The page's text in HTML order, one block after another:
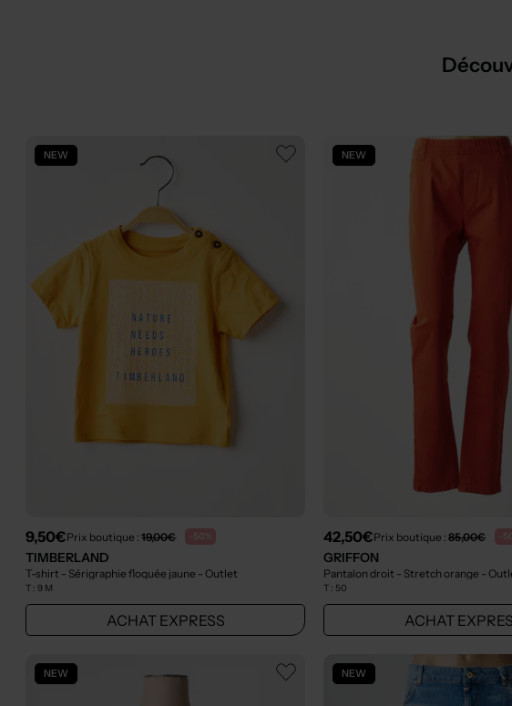
NEW
9,50€Prix boutique :19,00€ -50%
TIMBERLAND
T-shirt - Sérigraphie floquée jaune - Outlet
T :9 M
ACHAT EXPRESS
NEW
42,50€Prix boutique :85,00€ -
GRIFFON
Pantalon droit - Stretch orange -
T :50
ACHAT
NEW NEW